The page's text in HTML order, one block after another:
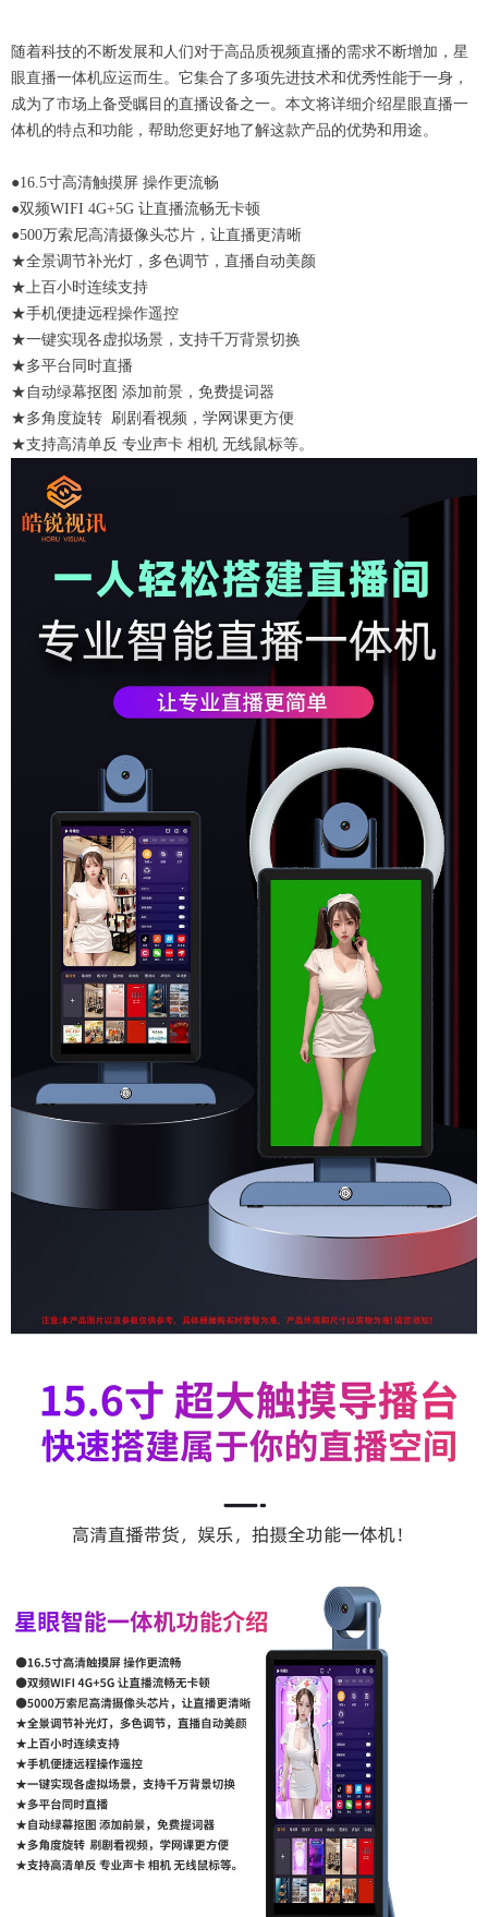
随着科技的不断发展和人们对于高品质视频直播的需求不断增加，星
眼直播一体机应运而生。它集合了多项先进技术和优秀性能于一身，
成为了市场上备受瞩目的直播设备之一。本文将详细介绍星眼直播一
体机的特点和功能，帮助您更好地了解这款产品的优势和用途。
●16.5寸高清触摸屏 操作更流畅
●双频WIFI 4G+5G 让直播流畅无卡顿
●500万索尼高清摄像头芯片，让直播更清晰
★全景调节补光灯，多色调节，直播自动美颜
★上百小时连续支持
★手机便捷远程操作遥控
★一键实现各虚拟场景，支持千万背景切换
★多平台同时直播
★自动绿幕抠图 添加前景，免费提词器
★多角度旋转 刷剧看视频，学网课更方便
★支持高清单反 专业声卡 相机 无线鼠标等。